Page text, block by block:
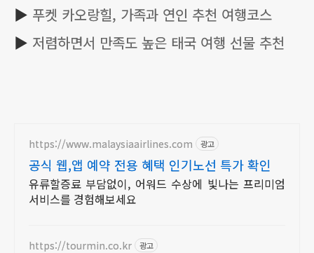
▶ 푸켓 카오랑힐, 가족과 연인 추천 여행코스
▶ 저렴하면서 만족도 높은 태국 여행 선물 추천
https://www.malaysiaairlines.com 광고
공식 웹,앱 예약 전용 혜택 인기노선 특가 확인
유류할증료 부담없이, 어워드 수상에 빛나는 프리미엄
서비스를 경험해보세요
https://tourmin.co.kr 광고